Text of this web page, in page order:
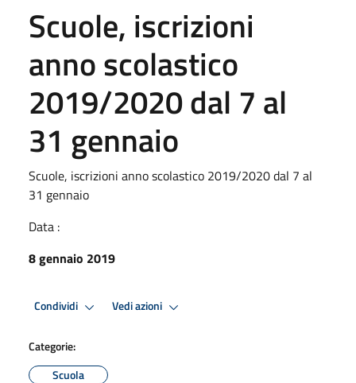
Scuole, iscrizioni
anno scolastico
2019/2020 dal 7 al
31 gennaio
Scuole, iscrizioni anno scolastico 2019/2020 dal 7 al
31 gennaio
Data :
8 gennaio 2019
Condividi Vedi azioni
Categorie:
Scuola